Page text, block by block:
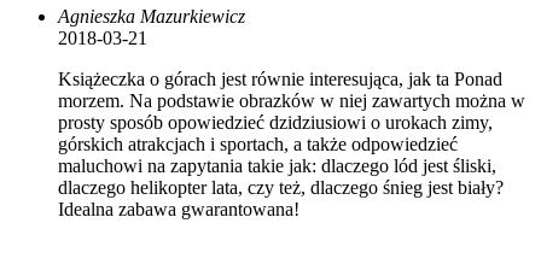
Agnieszka Mazurkiewicz
2018-03-21
Książeczka o górach jest równie interesująca, jak ta Ponad
morzem. Na podstawie obrazków w niej zawartych można w
prosty sposób opowiedzieć dzidziusiowi o urokach zimy,
górskich atrakcjach i sportach, a także odpowiedzieć
maluchowi na zapytania takie jak: dlaczego lód jest śliski,
dlaczego helikopter lata, czy też, dlaczego śnieg jest biały?
Idealna zabawa gwarantowana!